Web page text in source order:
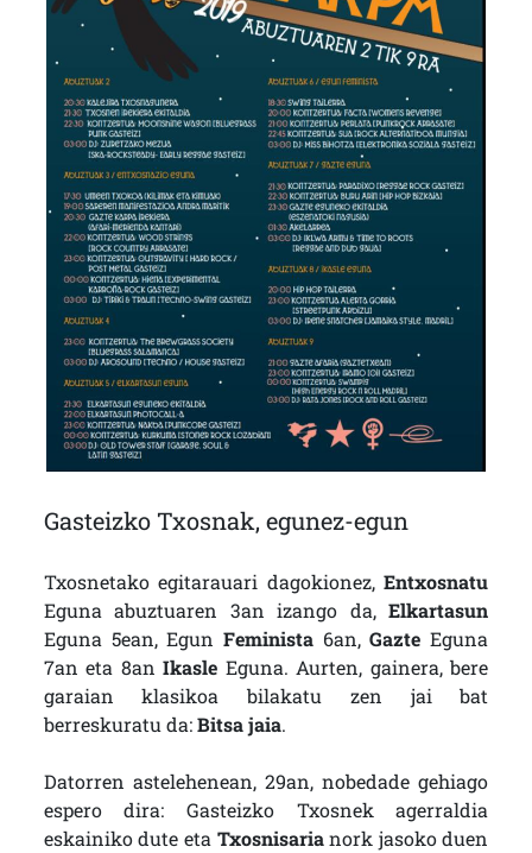
Gasteizko Txosnak, egunez-egun
Txosnetako egitarauari dagokionez,Entxosnatu
Eguna abuztuaren 3an izango da,Elkartasun
Eguna 5ean, Egun Feminista 6an,Gazte Eguna
7an eta 8anIkasle Eguna. Aurten, gainera, bere
garaian klasikoa bilakatu zen jai bat
berreskuratu da:Bitsa jaia.
Datorren astelehenean, 29an, nobedade gehiago
espero dira: Gasteizko Txosnek agerraldia
eskainiko dute eta Txosnisarianork jasoko duen